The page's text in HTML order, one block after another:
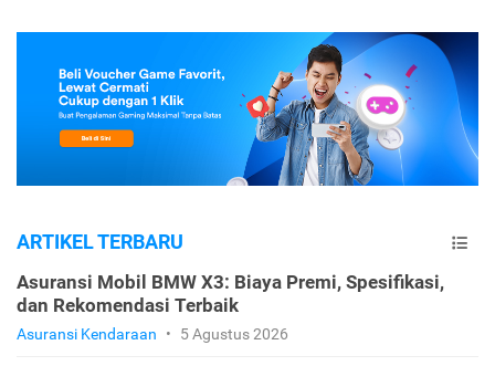
ARTIKEL TERBARU
Asuransi Mobil BMW X3: Biaya Premi, Spesifikasi,
dan Rekomendasi Terbaik
Asuransi Kendaraan • 5 Agustus 2026